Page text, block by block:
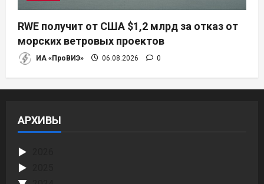
RWE получит от США $1,2 млрд за отказ от
морских ветровых проектов
ИА «ПроВИЭ» 06.08.2026 0
АРХИВЫ